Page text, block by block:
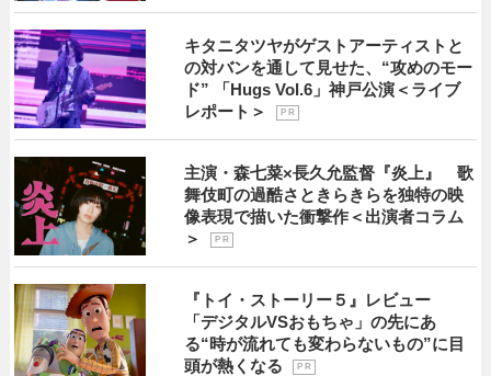
キタニタツヤがゲストアーティストと
の対バンを通して見せた、“攻めのモー
ド” 「Hugs Vol.6」神戸公演＜ライブ
レポート＞
P R
主演・森七菜×長久允監督『炎上』 歌
舞伎町の過酷さときらきらを独特の映
像表現で描いた衝撃作＜出演者コラム
＞
P R
『トイ・ストーリー５』レビュー
「デジタルVSおもちゃ」の先にあ
る“時が流れても変わらないもの”に目
頭が熱くなる
P R